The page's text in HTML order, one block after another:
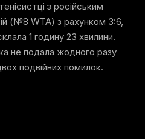
з російським
(№8 WTA) з рахунком 3:6,
1 годину 23 хвилини.
не подала жодного разу
подвійних помилок.